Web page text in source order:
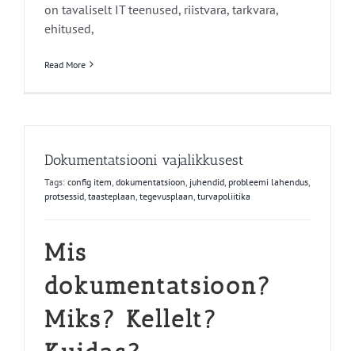
on tavaliselt IT teenused, riistvara, tarkvara,
ehitused,
Read More
Dokumentatsiooni vajalikkusest
Tags: config item, dokumentatsioon, juhendid, probleemi lahendus,
protsessid, taasteplaan, tegevusplaan, turvapoliitika
Mis
dokumentatsioon?
Miks? Kellelt?